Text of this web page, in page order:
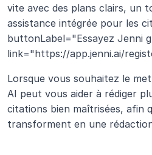
vite avec des plans clairs, un
assistance intégrée pour les
buttonLabel="Essayez Jenni
link="https://app.jenni.ai/
Lorsque vous souhaitez le
AI peut vous aider à rédiger
citations bien maîtrisées, afin
transforment en une